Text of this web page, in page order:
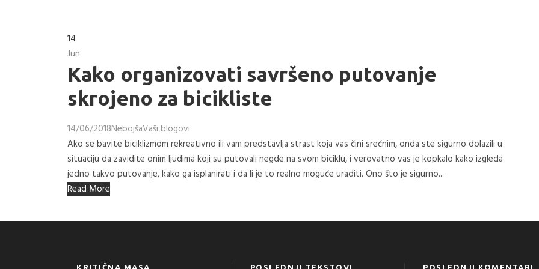
14
Jun
Kako organizovati savršeno putovanje
skrojeno za bicikliste
14/06/2018NebojšaVaši blogovi
Ako se bavite biciklizmom rekreativno ili vam predstavlja strast koja vas čini srećnim, onda ste sigurno dolazili u
situaciju da zavidite onim ljudima koji su putovali negde na svom biciklu, i verovatno vas je kopkalo kako izgleda
jedno takvo putovanje, kako ga isplanirati i da li je to realno moguće uraditi. Ono što je sigurno...
Read More
KRITIČNA MASA POSLEDNJI TEKSTOVI POSLEDNJI KOMENTARI